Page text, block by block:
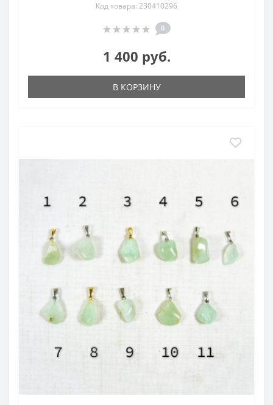
Код товара: 230410296
0
1 400 руб.
В КОРЗИНУ